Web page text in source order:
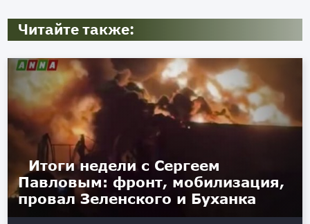
Читайте также:
Итоги недели с Сергеем
Павловым: фронт, мобилизация,
провал Зеленского и Буханка